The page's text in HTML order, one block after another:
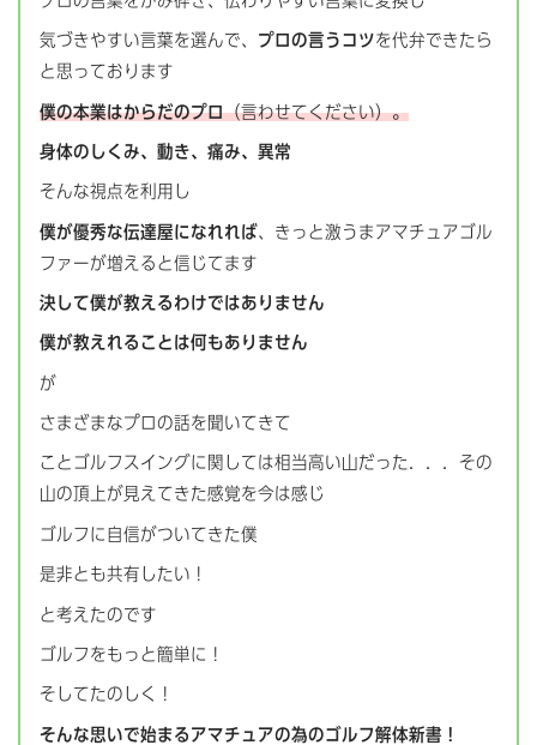
気づきやすい言葉を選んで、 プロの言うコツを代弁できたら
と思っております
僕の本業はからだのプロ（言わせてください）。
身体のしくみ、動き、痛み、異常
そんな視点を利用し
僕が優秀な伝達屋になれれば、きっと激うまアマチュアゴル
ファーが増えると信じてます
決して僕が教えるわけではありません
僕が教えれることは何もありません
が
さまざまなプロの話を聞いてきて
ことゴルフスイングに関しては相当高い山だった．．．その
山の頂上が見えてきた感覚を今は感じ
ゴルフに自信がついてきた僕
是非とも共有したい！
と考えたのです
ゴルフをもっと簡単に！
そしてたのしく！
そんな思いで始まるアマチュアの為のゴルフ解体新書！